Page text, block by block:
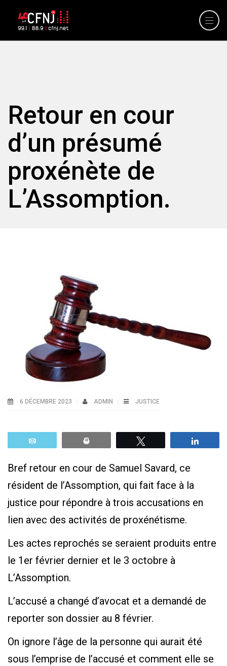
Retour en cour
d’un présumé
proxénète de
L’Assomption.
6 DÉCEMBRE 2023 ADMIN JUSTICE
Bref retour en cour de Samuel Savard, ce
résident de l’Assomption, qui fait face à la
justice pour répondre à trois accusations en
lien avec des activités de proxénétisme.
Les actes reprochés se seraient produits entre
le 1er février dernier et le 3 octobre à
L’Assomption.
L’accusé a changé d’avocat et a demandé de
reporter son dossier au 8 février.
On ignore l’âge de la personne qui aurait été
sous l’emprise de l’accusé et comment elle se